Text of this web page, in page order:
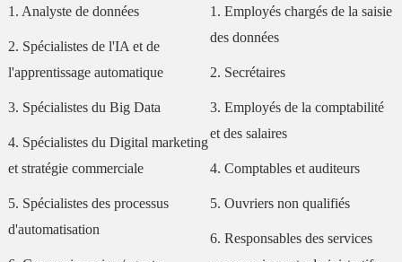
1. Analyste de données
2. Spécialistes de l'IA et de
l'apprentissage automatique
3. Spécialistes du Big Data
4. Spécialistes du Digital marketing
et stratégie commerciale
5. Spécialistes des processus
d'automatisation
1. Employés chargés de la saisie
des données
2. Secrétaires
3. Employés de la comptabilité
et des salaires
4. Comptables et auditeurs
5. Ouvriers non qualifiés
6. Responsables des services